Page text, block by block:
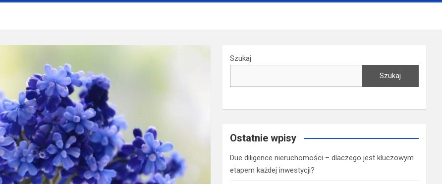
Szukaj
Szukaj
Ostatnie wpisy
Due diligence nieruchomości – dlaczego jest kluczowym
etapem każdej inwestycji?